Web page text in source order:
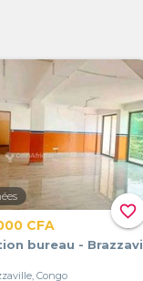
favorite_border
CFA
bureau - Brazzavi
Congo